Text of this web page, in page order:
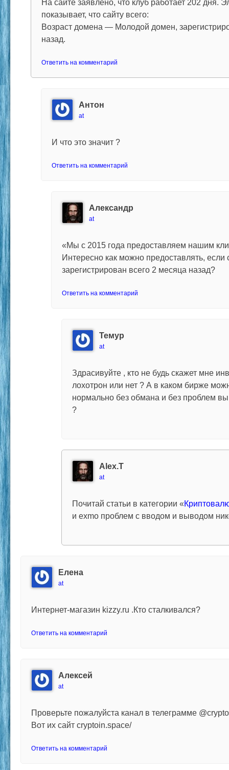
На сайте заявлено, что клуб работает 202 дня.
показывает, что сайту всего:
Возраст домена — Молодой домен,
назад.
Ответить на комментарий
Антон
at
И что это значит ?
Ответить на комментарий
Александр
at
«Мы с 2015 года предоставляем нашим
Интересно как можно предоставлять, если
зарегистрирован всего 2 месяца назад?
Ответить на комментарий
Темур
at
Здрасивуйте , кто не будь скажет мне
лохотрон или нет ? А в каком бирже
нормально без обмана и без проблем
?
Alex.T
at
Почитай статьи в категории «
и exmo проблем с вводом и выводом
Елена
at
Интернет-магазин kizzy.ru .Кто сталкивался?
Ответить на комментарий
Алексей
at
Проверьте пожалуйста канал в телеграмме
Вот их сайт cryptoin.space/
Ответить на комментарий